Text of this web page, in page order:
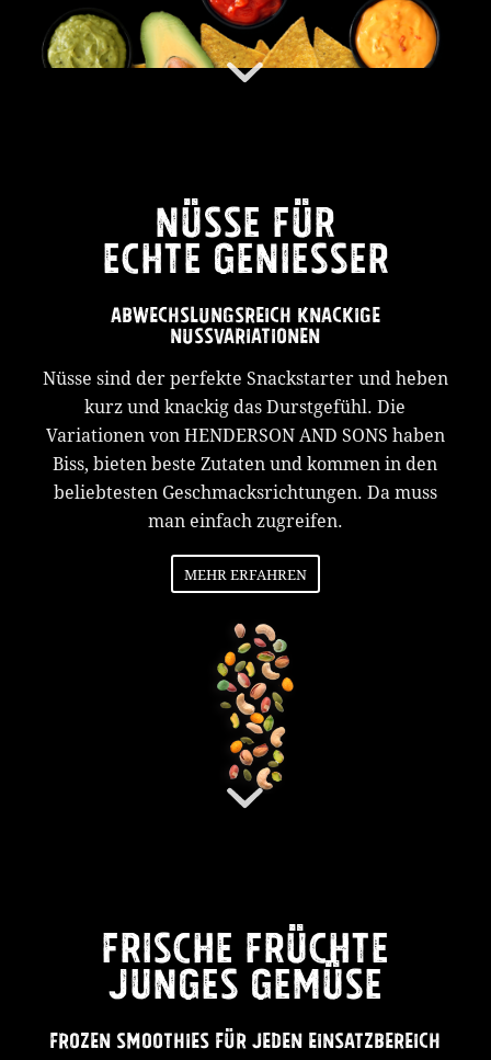
NÜSSE FÜR
ECHTE GENIESSER
ABWECHSLUNGSREICH KNACKIGE
NUSSVARIATIONEN
Nüsse sind der perfekte Snackstarter und heben
kurz und knackig das Durstgefühl. Die
Variationen von HENDERSON AND SONS haben
Biss, bieten beste Zutaten und kommen in den
beliebtesten Geschmacksrichtungen. Da muss
man einfach zugreifen.
MEHR ERFAHREN
FRISCHE FRÜCHTE
JUNGES GEMÜSE
FROZEN SMOOTHIES FÜR JEDEN EINSATZBEREICH